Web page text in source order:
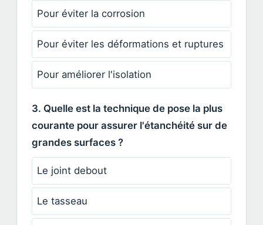
Pour éviter la corrosion
Pour éviter les déformations et ruptures
Pour améliorer l'isolation
3. Quelle est la technique de pose la plus
courante pour assurer l'étanchéité sur de
grandes surfaces ?
Le joint debout
Le tasseau